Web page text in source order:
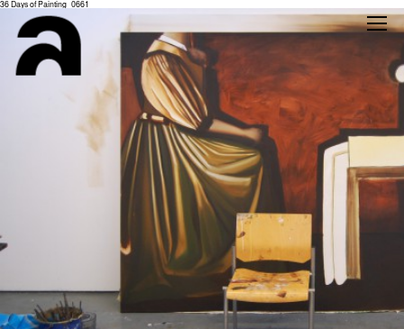
36 Days of Painting_0661